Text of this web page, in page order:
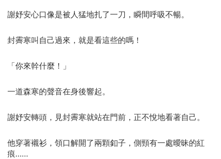
謝妤安心口像是被人猛地扎了一刀，瞬間呼吸不暢。
封霽寒叫自己過來，就是看這些的嗎！
「你來幹什麼！」
一道森寒的聲音在身後響起。
謝妤安轉頭，見封霽寒就站在門前，正不悅地看著自己。
他穿著襯衫，領口解開了兩顆釦子，側頸有一處曖昧的紅
痕……